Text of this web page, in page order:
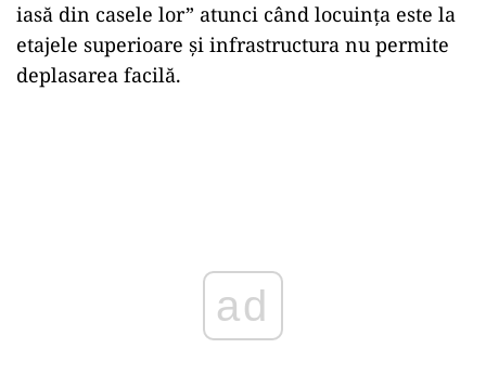
iasă din casele lor” atunci când locuința este la
etajele superioare și infrastructura nu permite
deplasarea facilă.
ad